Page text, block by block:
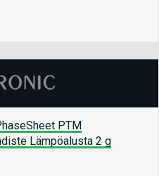
PTM
Lämpöalusta 2 g